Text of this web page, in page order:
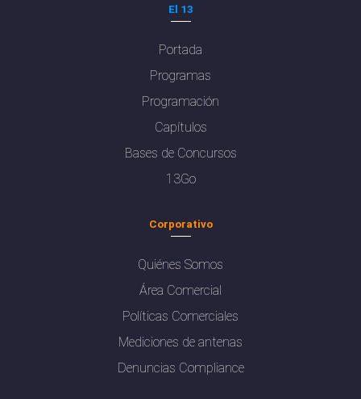
El 13
Portada
Programas
Programación
Capítulos
Bases de Concursos
13Go
Corporativo
Quiénes Somos
Área Comercial
Políticas Comerciales
Mediciones de antenas
Denuncias Compliance